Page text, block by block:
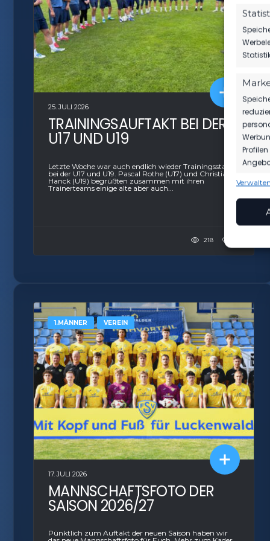
Ihre
25. JULI 2026
TRAININGSAUFTAKT BEI DER
U17 UND U19
Letzte Woche war auch endlich wieder Trainingsstart
bei der U17 und U19. Pascal Rothe (U17) und Christian
Hanck (U19) begrüßten zusammen mit ihren
Trainerteams einige alte aber auch...
218
1.MÄNNER VEREIN
17. JULI 2026
MANNSCHAFTSFOTO DER
SAISON 2026/27
Pünktlich zum Auftakt der neuen Saison haben wir